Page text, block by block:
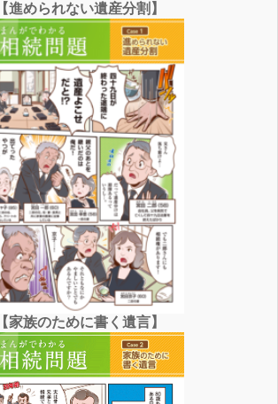
【進められない遺産分割】
【家族のために書く遺言】